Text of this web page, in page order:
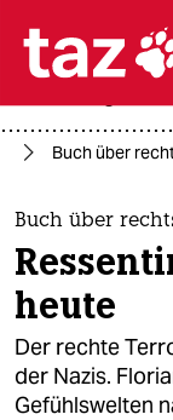
themen
politik
öko
gesellschaft
krieg in
Buch über
Buch über
heute
Der rechte
der Nazis.
Gefühlswelten